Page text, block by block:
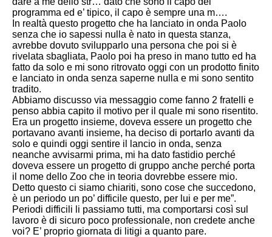
programma ed e’ tipico, il capo è sempre una m….
In realtà questo progetto che ha lanciato in onda Paolo
senza che io sapessi nulla è nato in questa stanza,
avrebbe dovuto svilupparlo una persona che poi si è
rivelata sbagliata, Paolo poi ha preso in mano tutto ed ha
fatto da solo e mi sono ritrovato oggi con un prodotto finito
e lanciato in onda senza saperne nulla e mi sono sentito
tradito.
Abbiamo discusso via messaggio come fanno 2 fratelli e
penso abbia capito il motivo per il quale mi sono risentito.
Era un progetto insieme, doveva essere un progetto che
portavano avanti insieme, ha deciso di portarlo avanti da
solo e quindi oggi sentire il lancio in onda, senza
neanche avvisarmi prima, mi ha dato fastidio perché
doveva essere un progetto di gruppo anche perché porta
il nome dello Zoo che in teoria dovrebbe essere mio.
Detto questo ci siamo chiariti, sono cose che succedono,
è un periodo un po’ difficile questo, per lui e per me”.
Periodi difficili li passiamo tutti, ma comportarsi così sul
lavoro è di sicuro poco professionale, non credete anche
voi? E’ proprio giornata di litigi a quanto pare.